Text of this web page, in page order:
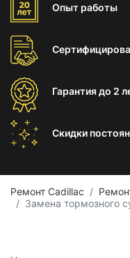
Опыт работы
Гарантиядо 2
Скидки
Ремонт Cadillac
Замена тормозного